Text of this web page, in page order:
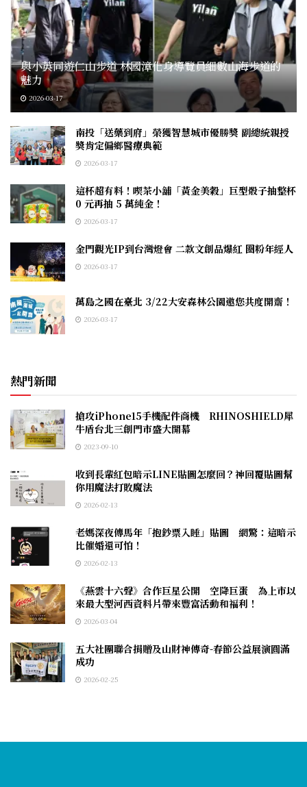
與小英同遊仁山步道 林國漳化身導覽員細數山海步道的
魅力
2026-03-17
南投「送藥到府」榮獲智慧城市優勝獎 副總統親授
獎肯定偏鄉醫療典範
2026-03-17
這杯超有料！喫茶小舖「黃金美穀」巨型骰子抽整杯
0 元再抽 5 萬純金！
2026-03-17
金門觀光IP到台灣燈會 二款文創品爆紅 圈粉年經人
2026-03-17
萬島之國在臺北 3/22大安森林公園邀您共度開齋！
2026-03-17
熱門新聞
搶攻iPhone15手機配件商機 RHINOSHIELD犀
牛盾台北三創門市盛大開幕
2023-09-10
收到長輩紅包暗示LINE貼圖怎麼回？神回覆貼圖幫
你用魔法打敗魔法
2026-02-13
老媽深夜傳馬年「抱鈔票入睡」貼圖 網驚：這暗示
比催婚還可怕！
2026-02-13
《燕雲十六聲》合作巨星公開 空降巨蛋 為上市以
來最大型河西資料片帶來豐富活動和福利！
2026-03-04
五大社團聯合捐贈及山財神傳奇-春節公益展演圓滿
成功
2026-02-25